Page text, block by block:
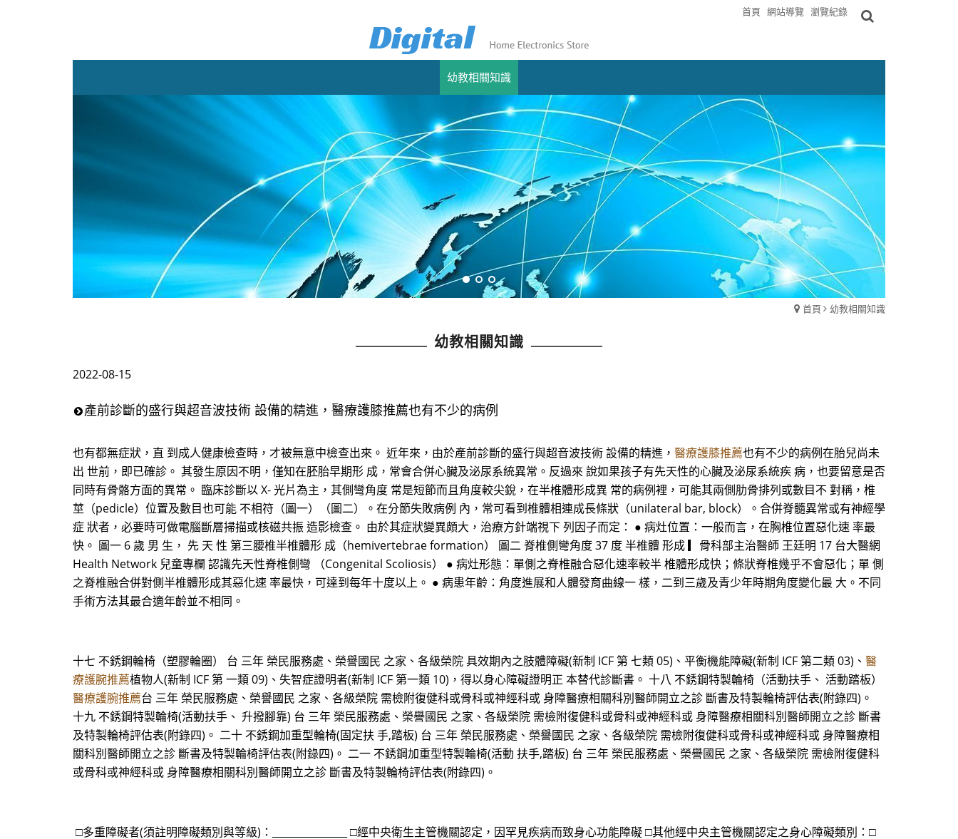
首頁 網站導覽 瀏覽紀錄
幼教相關知識
首頁 幼教相關知識
幼教相關知識
2022-08-15
產前診斷的盛行與超音波技術 設備的精進，醫療護膝推薦也有不少的病例
也有都無症狀，直 到成人健康檢查時，才被無意中檢查出來。 近年來，由於產前診斷的盛行與超音波技術 設備的精進， 醫療護膝推薦也有不少的病例在胎兒尚未
出 世前，即已確診。 其發生原因不明，僅知在胚胎早期形 成，常會合併心臟及泌尿系統異常。反過來 說如果孩子有先天性的心臟及泌尿系統疾 病，也要留意是否
同時有骨骼方面的異常。 臨床診斷以 X- 光片為主，其側彎角度 常是短節而且角度較尖銳，在半椎體形成異 常的病例裡，可能其兩側肋骨排列或數目不 對稱，椎
莖（pedicle）位置及數目也可能 不相符（圖一）（圖二）。在分節失敗病例 內，常可看到椎體相連成長條狀（unilateral bar, block）。合併脊髓異常或有神經學
症 狀者，必要時可做電腦斷層掃描或核磁共振 造影檢查。 由於其症狀變異頗大，治療方針端視下 列因子而定： ● 病灶位置：一般而言，在胸椎位置惡化速 率最
快。 圖一 6 歲 男 生， 先 天 性 第三腰椎半椎體形 成（hemivertebrae formation） 圖二 脊椎側彎角度 37 度 半椎體 形成 ▎骨科部主治醫師 王廷明 17 台大醫網
Health Network 兒童專欄 認識先天性脊椎側彎 （Congenital Scoliosis） ● 病灶形態：單側之脊椎融合惡化速率較半 椎體形成快；條狀脊椎幾乎不會惡化；單 側
之脊椎融合併對側半椎體形成其惡化速 率最快，可達到每年十度以上。 ● 病患年齡：角度進展和人體發育曲線一 樣，二到三歲及青少年時期角度變化最 大。不同
手術方法其最合適年齡並不相同。
十七 不銹鋼輪椅（塑膠輪圈） 台 三年 榮民服務處、榮譽國民 之家、各級榮院 具效期內之肢體障礙(新制 ICF 第 七類 05)、平衡機能障礙(新制 ICF 第二類 03)、 醫
療護腕推薦植物人(新制 ICF 第 一類 09)、失智症證明者(新制 ICF 第一類 10)，得以身心障礙證明正 本替代診斷書。 十八 不銹鋼特製輪椅（活動扶手、 活動踏板）
醫療護腕推薦台 三年 榮民服務處、榮譽國民 之家、各級榮院 需檢附復健科或骨科或神經科或 身障醫療相關科別醫師開立之診 斷書及特製輪椅評估表(附錄四)。
十九 不銹鋼特製輪椅(活動扶手、 升撥腳靠) 台 三年 榮民服務處、榮譽國民 之家、各級榮院 需檢附復健科或骨科或神經科或 身障醫療相關科別醫師開立之診 斷書
及特製輪椅評估表(附錄四)。 二十 不銹鋼加重型輪椅(固定扶 手,踏板) 台 三年 榮民服務處、榮譽國民 之家、各級榮院 需檢附復健科或骨科或神經科或 身障醫療相
關科別醫師開立之診 斷書及特製輪椅評估表(附錄四)。 二一 不銹鋼加重型特製輪椅(活動 扶手,踏板) 台 三年 榮民服務處、榮譽國民 之家、各級榮院 需檢附復健科
或骨科或神經科或 身障醫療相關科別醫師開立之診 斷書及特製輪椅評估表(附錄四)。
□多重障礙者(須註明障礙類別與等級)：_______________ □經中央衛生主管機關認定，因罕見疾病而致身心功能障礙 □其他經中央主管機關認定之身心障礙類別：□